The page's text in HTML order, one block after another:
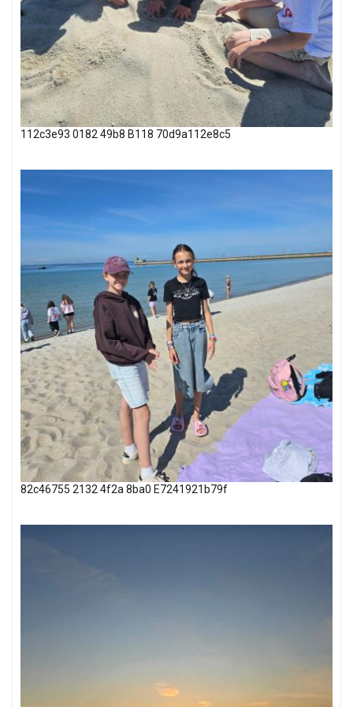
112c3e93 0182 49b8 B118 70d9a112e8c5
82c46755 2132 4f2a 8ba0 E7241921b79f